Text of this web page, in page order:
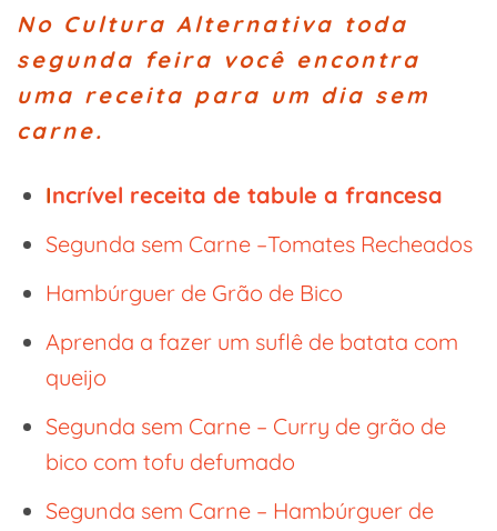
No Cultura Alternativa toda
segunda feira você encontra
uma receita para um dia sem
carne.
Incrível receita de tabule a francesa
Segunda sem Carne –Tomates Recheados
Hambúrguer de Grão de Bico
Aprenda a fazer um suflê de batata com
queijo
Segunda sem Carne – Curry de grão de
bico com tofu defumado
Segunda sem Carne – Hambúrguer de